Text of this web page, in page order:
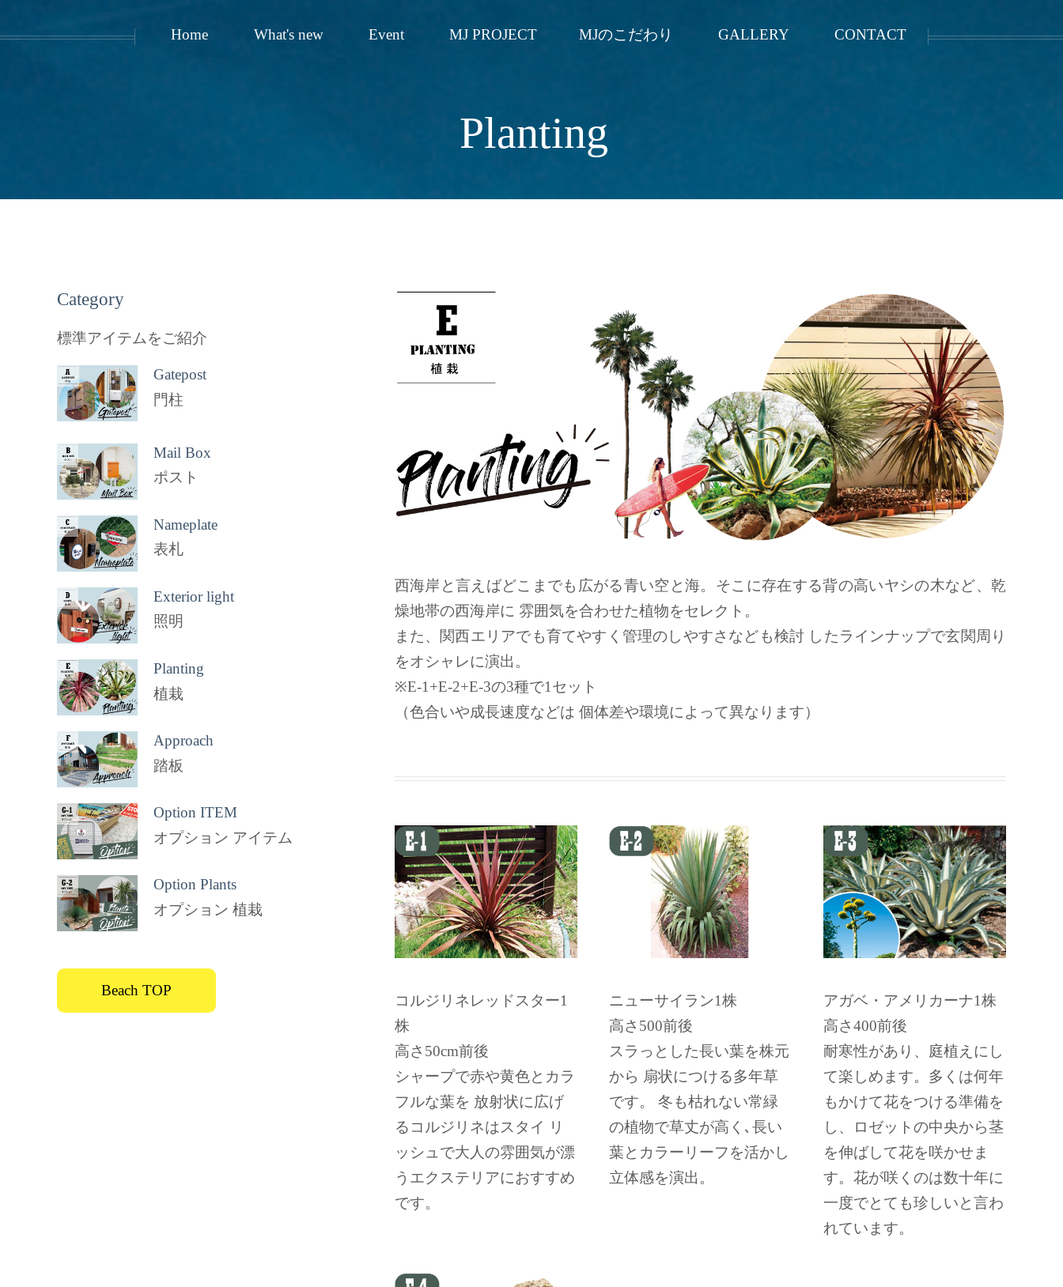
Planting
Home What's new Event MJ PROJECT MJのこだわり GALLERY CONTACT
Category
標準アイテムをご紹介
Gatepost
門柱
Mail Box
ポスト
Nameplate
表札
Exterior light
照明
Planting
植栽
Approach
踏板
Option ITEM
オプション アイテム
Option Plants
オプション 植栽
Beach TOP
西海岸と言えばどこまでも広がる青い空と海。そこに存在する背の高いヤシの木など、乾
燥地帯の西海岸に 雰囲気を合わせた植物をセレクト。
また、関西エリアでも育てやすく管理のしやすさなども検討 したラインナップで玄関周り
をオシャレに演出。
※E-1+E-2+E-3の3種で1セット
（色合いや成長速度などは 個体差や環境によって異なります）
コルジリネレッドスター1
株
高さ50cm前後
シャープで赤や黄色とカラ
フルな葉を 放射状に広げ
るコルジリネはスタイ リ
ッシュで大人の雰囲気が漂
うエクステリアにおすすめ
です。
ニューサイラン1株
高さ500前後
スラっとした長い葉を株元
から 扇状につける多年草
です。 冬も枯れない常緑
の植物で草丈が高く､長い
葉とカラーリーフを活かし
立体感を演出。
アガベ・アメリカーナ1株
高さ400前後
耐寒性があり、庭植えにし
て楽しめます。多くは何年
もかけて花をつける準備を
し、ロゼットの中央から茎
を伸ばして花を咲かせま
す。花が咲くのは数十年に
一度でとても珍しいと言わ
れています。